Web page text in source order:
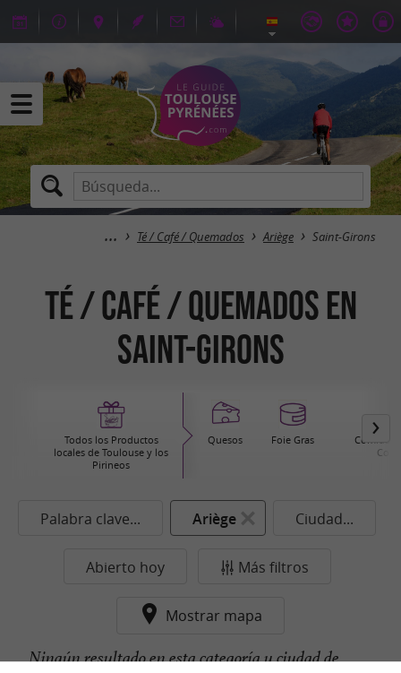
Té / Café / Quemados Ariège Saint-Girons
Té / Café / Quemados en
Saint-Girons
Todos los Productos
locales de Toulouse y los
Pirineos
Quesos Foie Gras
Comida
Palabra clave... Ariège Ciudad...
Abierto hoy Más filtros
Mostrar mapa
Ningún resultado en esta categoría y ciudad de